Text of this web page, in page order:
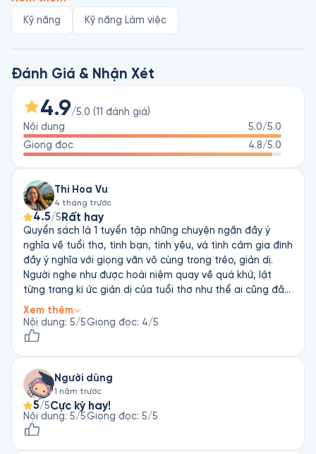
từng là chủ bút của Đẹp Online (thuộc Đẹp Magazine), từng
Phục Hồi Cảm Xúc Hậu Thất Tình.
Kỹ năng Kỹ năng Làm việc
Đánh Giá & Nhận Xét
4.9/5.0 (11 đánh giá)
Nội dung
5.0/5.0
Giọng đọc
4.8/5.0
Thi Hoa Vu
4 tháng trước
4.5/5 Rất hay
Quyển sách là 1 tuyển tập những chuyện ngắn đầy ý
nghĩa về tuổi thơ, tình bạn, tình yêu, và tình cảm gia đình
đầy ý nghĩa với giọng văn vô cùng trong trẻo, giản dị.
Người nghe như được hoài niệm quay về quá khứ, lật
từng trang kí ức giản dị của tuổi thơ như thể ai cũng đã
từng đi qua. Cảm ơn tác giả. Dẫu trên đường đời hối hả,
đôi lúc mình sẽ lật lại từng trang sách (lắng nghe), để
biết rằng mình đã từng có những đoạn tuổi thơ êm đềm
lắng.
Xem thêm
Nội dung: 5/5Giọng đọc: 4/5
Người dùng
1 năm trước
5/5Cực kỳ hay!
Nội dung: 5/5Giọng đọc: 5/5